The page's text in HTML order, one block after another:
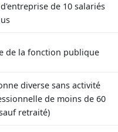
de 10 salariés
de la fonction publique
diverse sans activité
de moins de 60
retraité)